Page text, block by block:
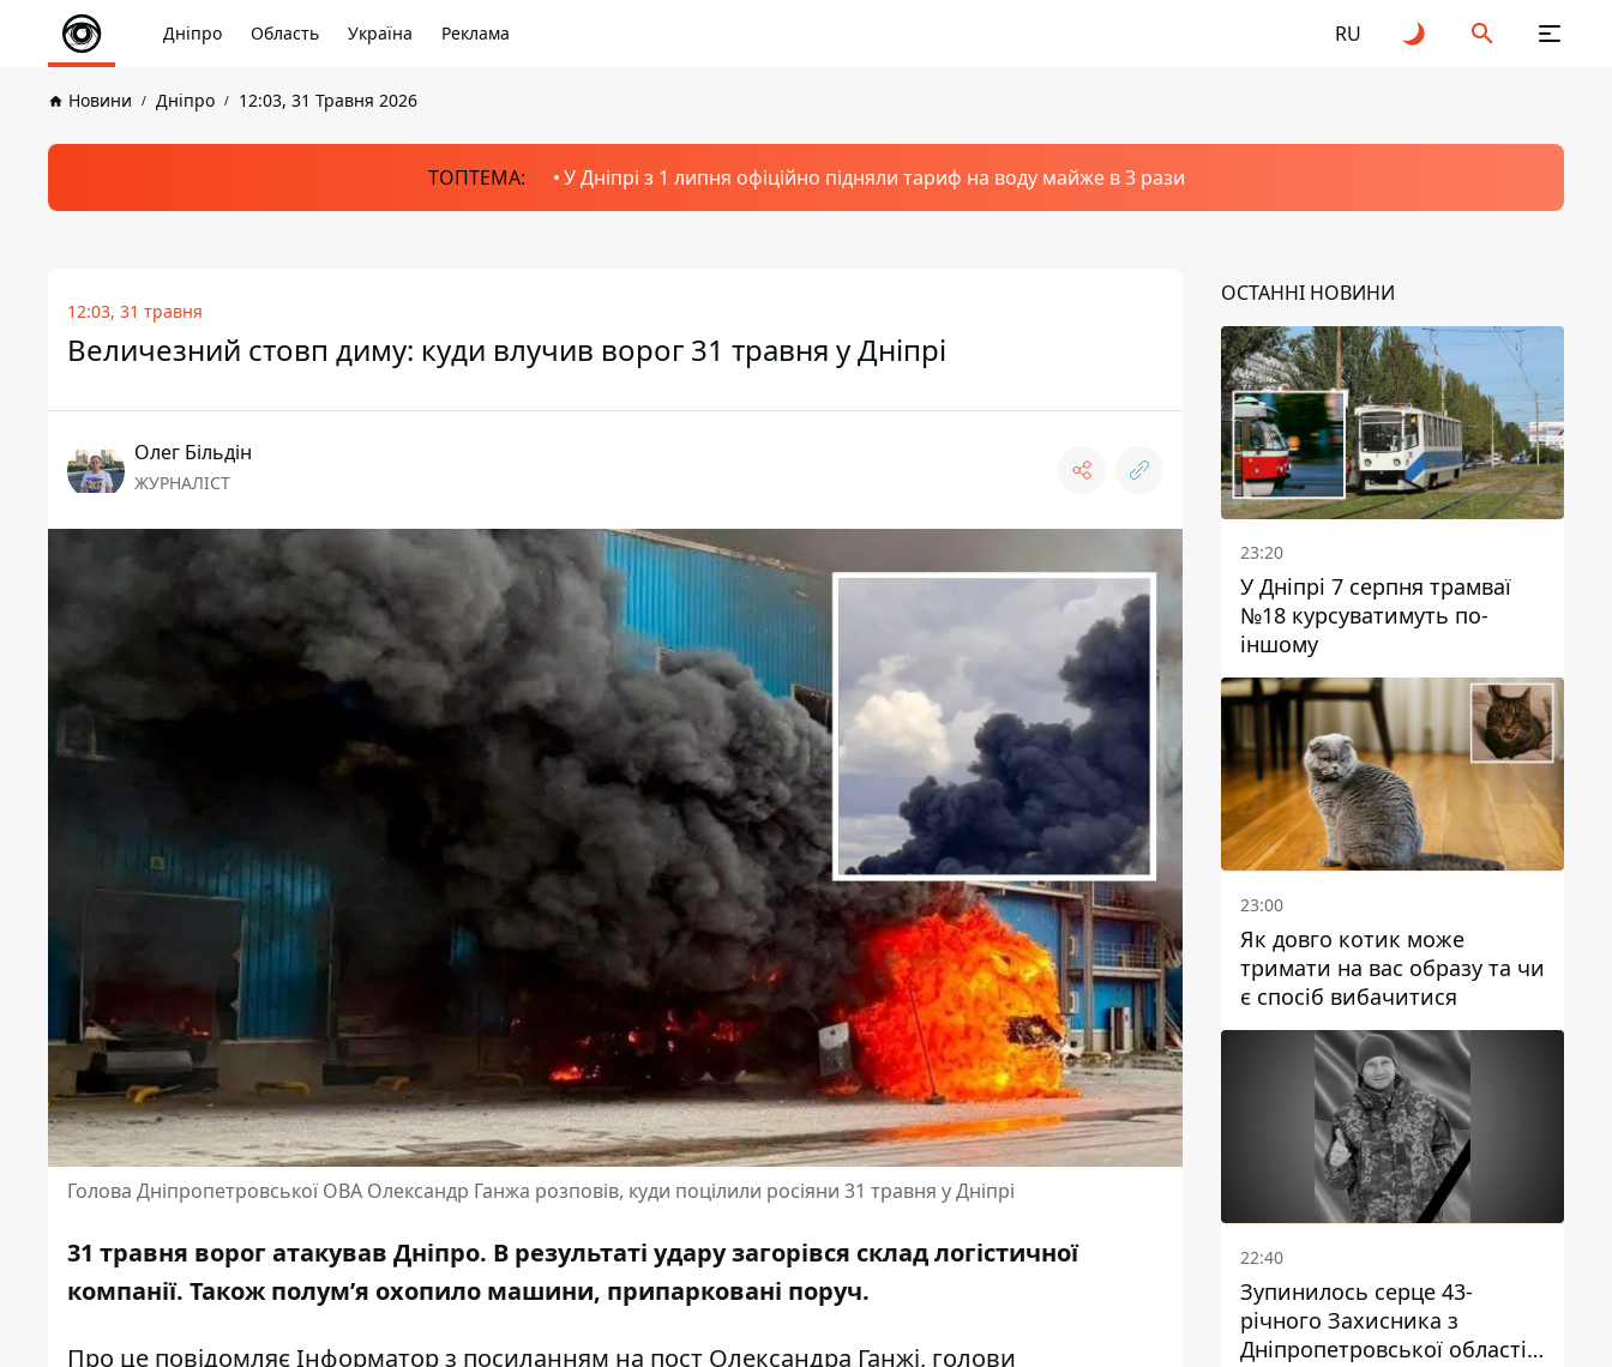
Дніпро Область Україна Реклама RU
Новини Дніпро 12:03, 31 Травня 2026
ТОПТЕМА: У Дніпрі з 1 липня офіційно підняли тариф на воду майже в 3 рази
12:03, 31 травня
Величезний стовп диму: куди влучив ворог 31 травня у Дніпрі
Олег Більдін
ЖУРНАЛІСТ
Голова Дніпропетровської ОВА Олександр Ганжа розповів, куди поцілили росіяни 31 травня у Дніпрі
31 травня ворог атакував Дніпро. В результаті удару загорівся склад логістичної
компанії. Також полум’я охопило машини, припарковані поруч.
Про це повідомляє Інформатор з посиланням на пост Олександра Ганжі, голови
ОСТАННІ НОВИНИ
23:20
У Дніпрі 7 серпня трамваї
№18 курсуватимуть по-
іншому
23:00
Як довго котик може
тримати на вас образу та чи
є спосіб вибачитися
22:40
Зупинилось серце 43-
річного Захисника з
Дніпропетровської області